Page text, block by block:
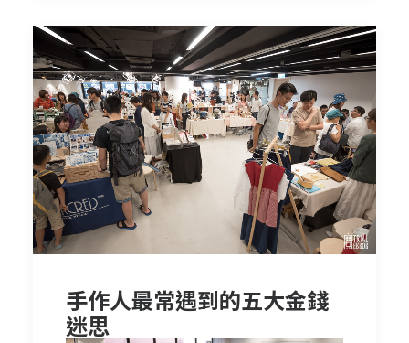
手作人最常遇到的五大金錢
迷思